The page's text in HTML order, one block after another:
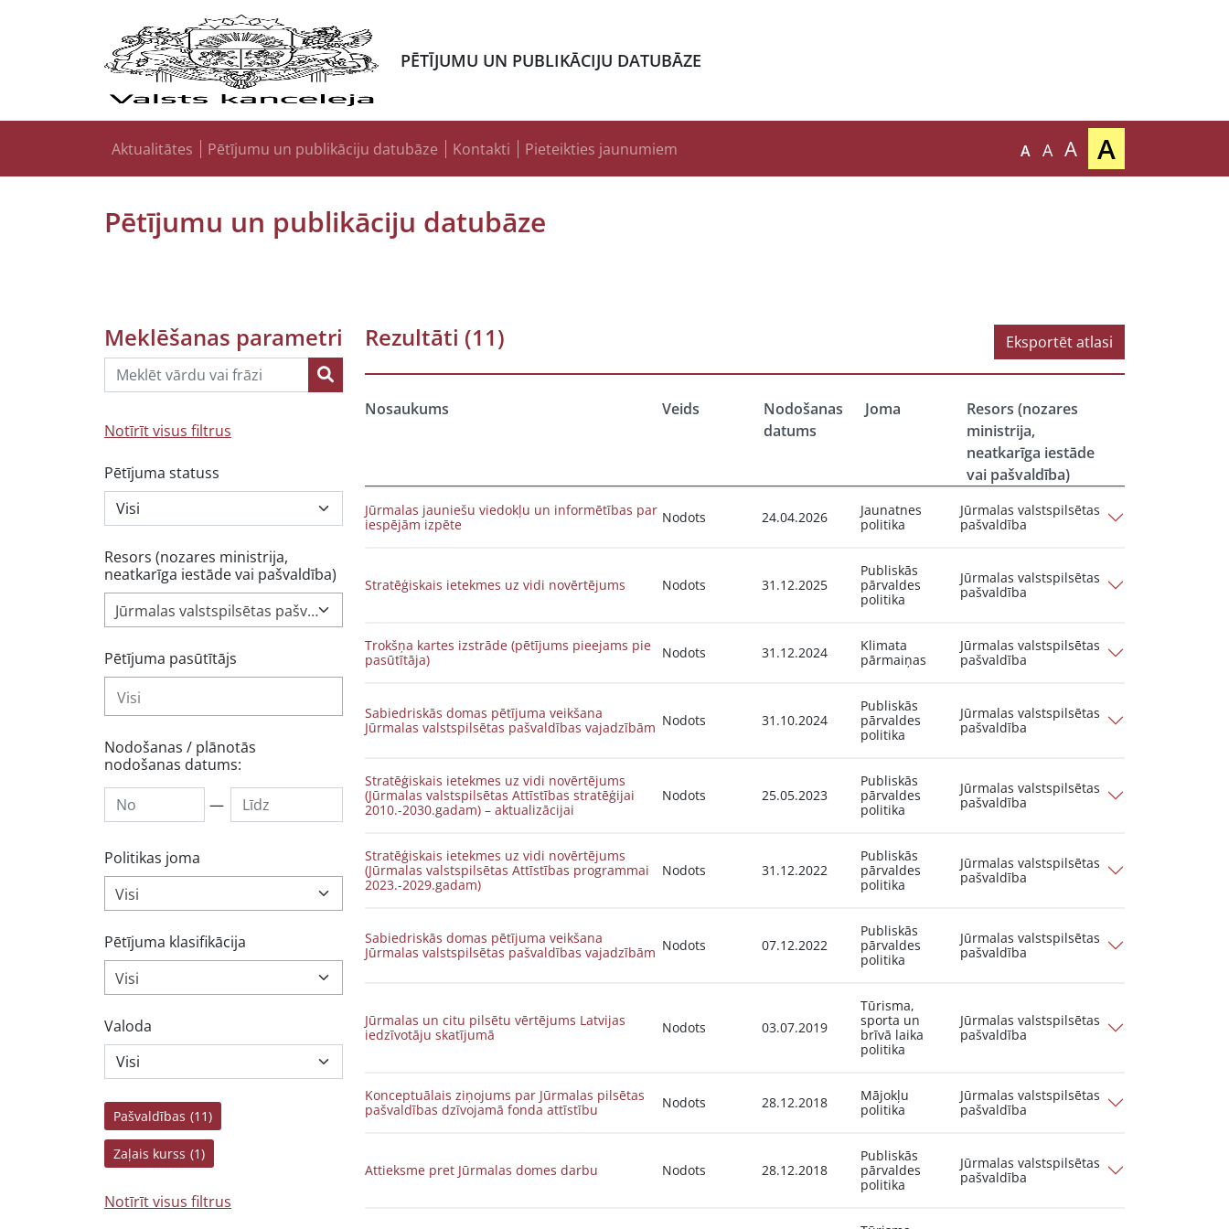
PĒTĪJUMU UN PUBLIKĀCIJU DATUBĀZE
Aktualitātes Pētījumu un publikāciju datubāze Kontakti Pieteikties jaunumiem A A A
A
Pētījumu un publikāciju datubāze
Meklēšanas parametri
Notīrīt visus filtrus
Pētījuma statuss
Resors (nozares ministrija,
neatkarīga iestāde vai pašvaldība)
Jūrmalas valstspilsētas pašvaldība (11)
Pētījuma pasūtītājs
Nodošanas / plānotās
nodošanas datums:
—
Politikas joma
Visi
Pētījuma klasifikācija
Visi
Valoda
Pašvaldības (11)
Zaļais kurss (1)
Notīrīt visus filtrus
Rezultāti (11) Eksportēt atlasi
Nosaukums Veids
Nodošanas
datums
Joma
Resors (nozares
ministrija,
neatkarīga iestāde
vai pašvaldība)
Jūrmalas jauniešu viedokļu un informētības par
iespējām izpēte
Nodots 24.04.2026
Jaunatnes
politika
Jūrmalas valstspilsētas
pašvaldība
Stratēģiskais ietekmes uz vidi novērtējums Nodots 31.12.2025
Publiskās
pārvaldes
politika
Jūrmalas valstspilsētas
pašvaldība
Trokšņa kartes izstrāde (pētījums pieejams pie
pasūtītāja)
Nodots 31.12.2024
Klimata
pārmaiņas
Jūrmalas valstspilsētas
pašvaldība
Sabiedriskās domas pētījuma veikšana
Jūrmalas valstspilsētas pašvaldības vajadzībām Nodots 31.10.2024
Publiskās
pārvaldes
politika
Jūrmalas valstspilsētas
pašvaldība
Stratēģiskais ietekmes uz vidi novērtējums
(Jūrmalas valstspilsētas Attīstības stratēģijai
2010.-2030.gadam) – aktualizācijai
Nodots 25.05.2023
Publiskās
pārvaldes
politika
Jūrmalas valstspilsētas
pašvaldība
Stratēģiskais ietekmes uz vidi novērtējums
(Jūrmalas valstspilsētas Attīstības programmai
2023.-2029.gadam)
Nodots 31.12.2022
Publiskās
pārvaldes
politika
Jūrmalas valstspilsētas
pašvaldība
Sabiedriskās domas pētījuma veikšana
Jūrmalas valstspilsētas pašvaldības vajadzībām Nodots 07.12.2022
Publiskās
pārvaldes
politika
Jūrmalas valstspilsētas
pašvaldība
Jūrmalas un citu pilsētu vērtējums Latvijas
iedzīvotāju skatījumā
Nodots 03.07.2019
Tūrisma,
sporta un
brīvā laika
politika
Jūrmalas valstspilsētas
pašvaldība
Konceptuālais ziņojums par Jūrmalas pilsētas
pašvaldības dzīvojamā fonda attīstību
Nodots 28.12.2018
Mājokļu
politika
Jūrmalas valstspilsētas
pašvaldība
Attieksme pret Jūrmalas domes darbu Nodots 28.12.2018
Publiskās
pārvaldes
politika
Jūrmalas valstspilsētas
pašvaldība